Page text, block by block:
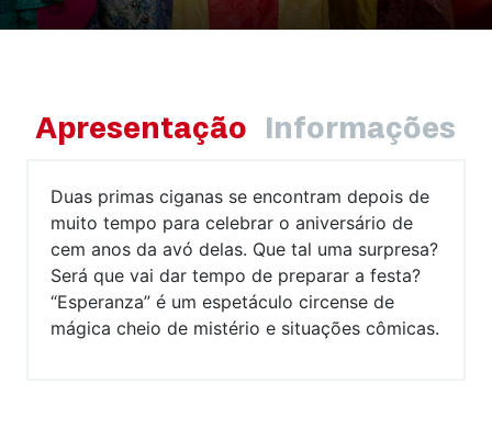
Apresentação Informações
Duas primas ciganas se encontram depois de
muito tempo para celebrar o aniversário de
cem anos da avó delas. Que tal uma surpresa?
Será que vai dar tempo de preparar a festa?
“Esperanza” é um espetáculo circense de
mágica cheio de mistério e situações cômicas.